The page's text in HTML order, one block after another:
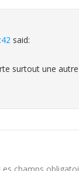
said:
surtout une autre